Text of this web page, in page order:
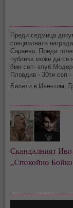
Преди седмица
специалната
Сараево. Преди
публика може да се
8ми сеп- клуб
Пловдив - 30ти сеп
Билети в Ивентим,
Скандалният
„Спокойно